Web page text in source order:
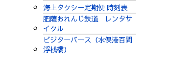
海上タクシー定期便 時刻表
肥薩おれんじ鉄道 レンタサ
イクル
ビジターバース（水俣港百間
浮桟橋）